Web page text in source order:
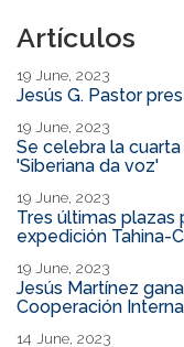
Artículos
19 June, 2023
Jesús G. Pastor
19 June, 2023
Se celebra la
'Siberiana da voz'
19 June, 2023
Tres últimas plazas
expedición Tahina-
19 June, 2023
Jesús Martínez
Cooperación
14 June, 2023